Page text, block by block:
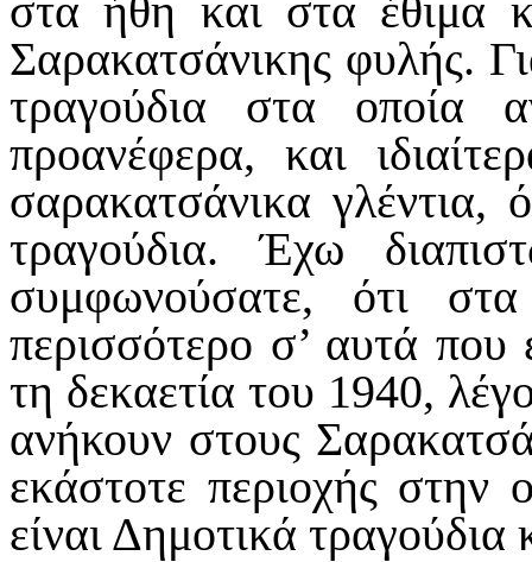
στα ήθη και στα έθιμα
Σαρακατσάνικης φυλής.
τραγούδια στα οποία
προανέφερα, και
σαρακατσάνικα γλέντια,
τραγούδια. Έχω
συμφωνούσατε, ότι
περισσότερο σ’ αυτά που
τη δεκαετία του 1940,
ανήκουν στους
εκάστοτε περιοχής στην
είναι Δημοτικά